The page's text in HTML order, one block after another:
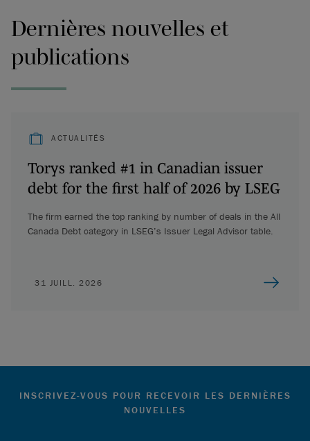
Dernières nouvelles et
publications
ACTUALITÉS
Torys ranked #1 in Canadian issuer
debt for the first half of 2026 by LSEG
The firm earned the top ranking by number of deals in the All
Canada Debt category in LSEG’s Issuer Legal Advisor table.
31 JUILL. 2026
INSCRIVEZ-VOUS POUR RECEVOIR LES DERNIÈRES
NOUVELLES